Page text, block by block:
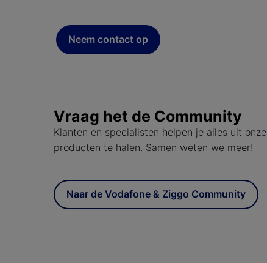
Neem contact op
Vraag het de Community
Klanten en specialisten helpen je alles uit onze
producten te halen. Samen weten we meer!
Naar de Vodafone & Ziggo Community